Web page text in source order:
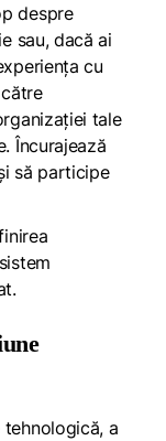
despre
sau, dacă ai
cu
tale
Încurajează
să participe
a